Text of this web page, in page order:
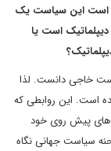
است این سیاست یک
دیپلماتیک است یا
خاجی دانست. لذا
است. این روابطی که
های پیش روی خود
سیاست جهانی نگاه